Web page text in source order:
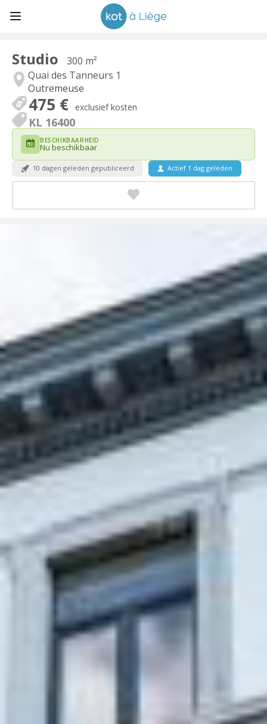
Studio
300 m²
Quai des Tanneurs 1
Outremeuse
475 € exclusief kosten
KL 16400
BESCHIKBAARHEID
Nu beschikbaar
10 dagen geleden gepubliceerd Actief 1 dag geleden